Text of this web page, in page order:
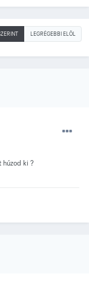
LEGRÉGEBBI ELÖL
húzod ki ?